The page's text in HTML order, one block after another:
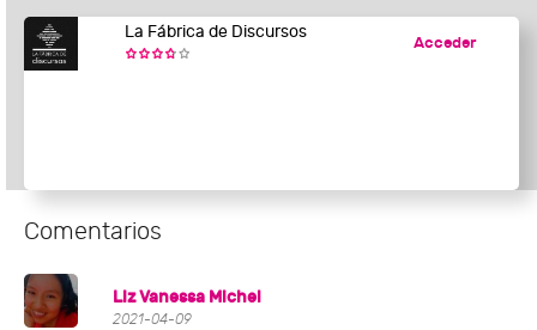
La Fábrica de Discursos
Acceder
Comentarios
Liz Vanessa Michel
2021-04-09